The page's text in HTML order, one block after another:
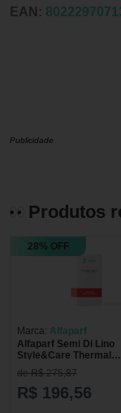
EAN:
Publicidade
Produtos
28% OFF
Marca: Alfaparf
Alfaparf Semi Di Lino
Style&Care Thermal
Protector 300ml
de R$ 275,87
R$ 196,56